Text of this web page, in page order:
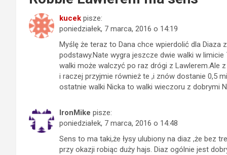
kucek pisze:
poniedziałek, 7 marca, 2016 o 14:19
Myślę że teraz to Dana chce wpierdolić dla Diaza
podstawy.Nate wygra jeszcze dwie walki w
walki może walczyć po raz drógi z Lawlerem.Ale
i raczej przyjmie również te ,i znów dostanie 0,5
ostatnie walki Nicka to walki wieczoru z dobrymi
IronMike pisze:
poniedziałek, 7 marca, 2016 o 14:48
Sens to ma taki,że łysy ulubiony na diaz ,że bez
przy okazji robiąc duży hajs. Diaz ogólnie jest